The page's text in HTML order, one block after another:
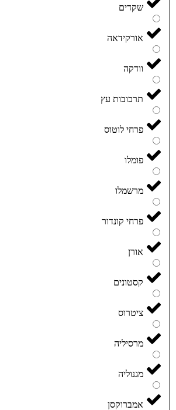
שקדים
אורקידאה
וודקה
תרכובות עץ
פרחי לוטוס
פומלו
מרשמלו
פרחי קונדור
אורן
קסטונים
ציטרוס
מרסיליה
מגנוליה
אמברוקסן